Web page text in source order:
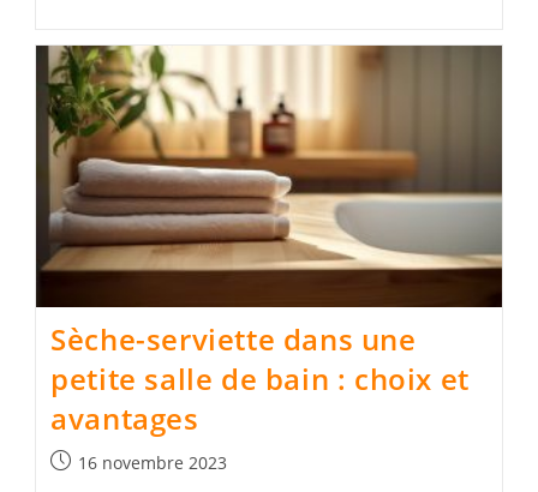
Sèche-serviette dans une
petite salle de bain : choix et
avantages
Publication
16 novembre 2023